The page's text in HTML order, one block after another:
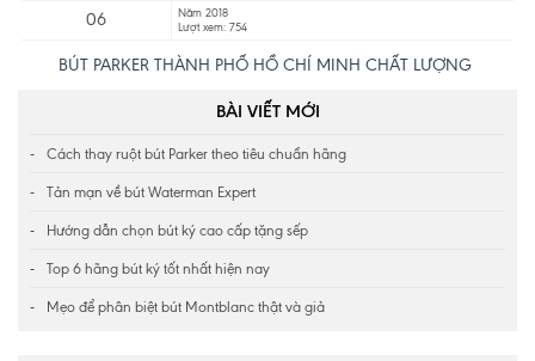
06
Năm 2018
Lượt xem: 754
BÚT PARKER THÀNH PHỐ HỒ CHÍ MINH CHẤT LƯỢNG
BÀI VIẾT MỚI
Cách thay ruột bút Parker theo tiêu chuẩn hãng
Tản mạn về bút Waterman Expert
Hướng dẫn chọn bút ký cao cấp tặng sếp
Top 6 hãng bút ký tốt nhất hiện nay
Mẹo để phân biệt bút Montblanc thật và giả